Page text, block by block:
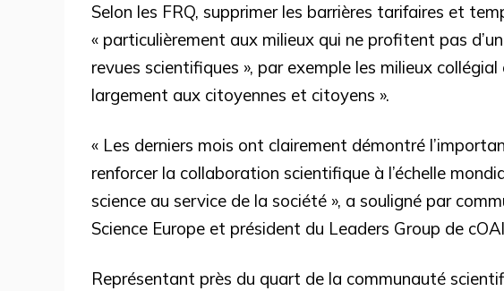
Selon les FRQ, supprimer les barrières tarifaires et
« particulièrement aux milieux qui ne profitent pas
revues scientifiques », par exemple les milieux
largement aux citoyennes et citoyens ».
« Les derniers mois ont clairement démontré
renforcer la collaboration scientifique à l’échelle
science au service de la société », a souligné par
Science Europe et président du Leaders Group de
Représentant près du quart de la communauté